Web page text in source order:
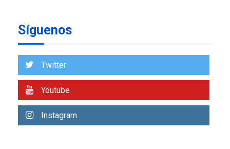
7
regional nos respaldaron
asegura Gustavo Duque
NACIONALES
TITULARES
Síguenos
Twitter
Youtube
Instagram